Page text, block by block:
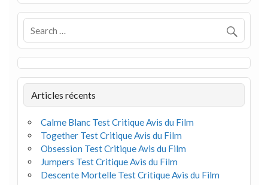
Articles récents
Calme Blanc Test Critique Avis du Film
Together Test Critique Avis du Film
Obsession Test Critique Avis du Film
Jumpers Test Critique Avis du Film
Descente Mortelle Test Critique Avis du Film